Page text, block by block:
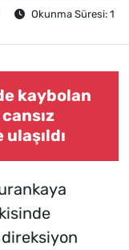
Okunma Süresi: 1
kaybolan